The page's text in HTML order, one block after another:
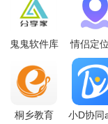
1. 优先升级：在游
力，以提高生存能力
设备和设施的建造
3. 了解敌人：熟悉
策略。
鬼鬼软件库
情侣定
护软
桐乡教育
小D协同